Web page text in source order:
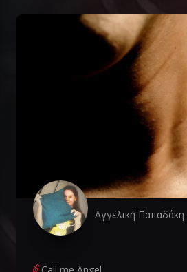
Αγγελική Παπαδάκη